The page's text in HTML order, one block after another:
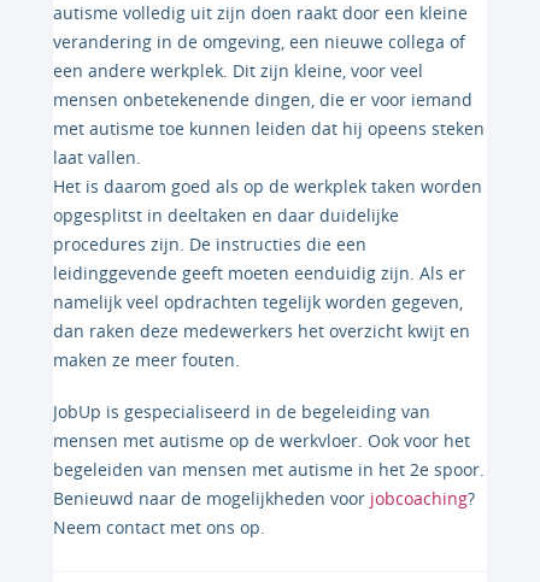
autisme volledig uit zijn doen raakt door een kleine
verandering in de omgeving, een nieuwe collega of
een andere werkplek. Dit zijn kleine, voor veel
mensen onbetekenende dingen, die er voor iemand
met autisme toe kunnen leiden dat hij opeens steken
laat vallen.
Het is daarom goed als op de werkplek taken worden
opgesplitst in deeltaken en daar duidelijke
procedures zijn. De instructies die een
leidinggevende geeft moeten eenduidig zijn. Als er
namelijk veel opdrachten tegelijk worden gegeven,
dan raken deze medewerkers het overzicht kwijt en
maken ze meer fouten.
JobUp is gespecialiseerd in de begeleiding van
mensen met autisme op de werkvloer. Ook voor het
begeleiden van mensen met autisme in het 2e spoor.
Benieuwd naar de mogelijkheden voor jobcoaching?
Neem contact met ons op.